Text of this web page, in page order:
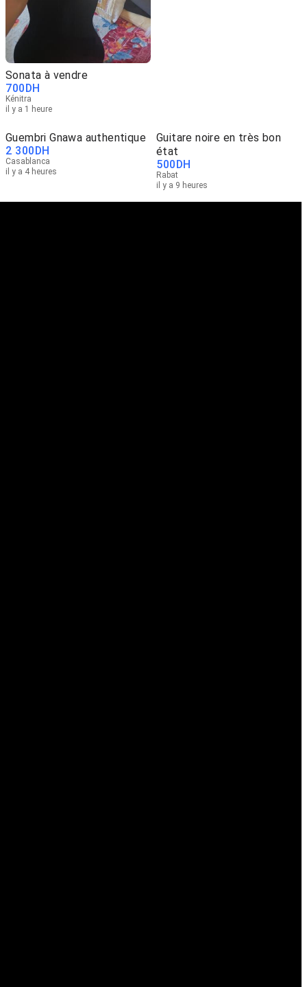
Sonata à vendre
700DH
Kénitra
il y a 1 heure
Guembri Gnawa authentique
2 300DH
Casablanca
il y a 4 heures
Guitare noire en très bon
état
500DH
Rabat
il y a 9 heures